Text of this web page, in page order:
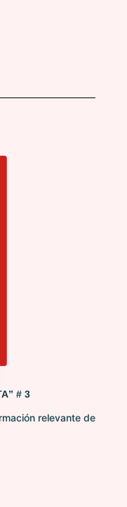
# 3
relevante de